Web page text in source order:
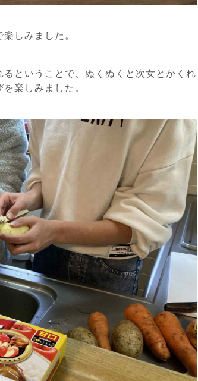
しみました。
ということで、ぬくぬくと次女とかくれ
楽しみました。